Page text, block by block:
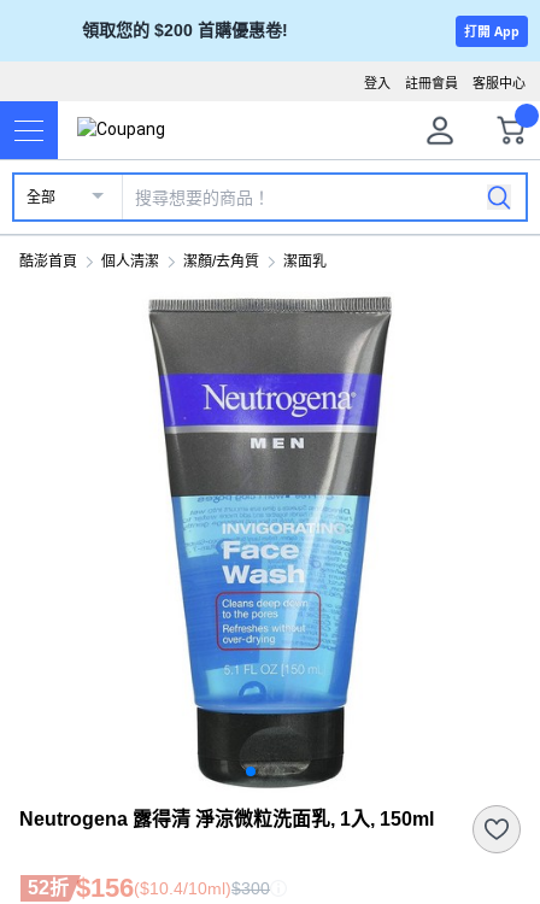
領取您的 $200 首購優惠卷! 打開 App
客服中心
註冊會員
登入
全部
酷澎首頁 個人清潔 潔顏/去角質 潔面乳
Neutrogena 露得清 淨涼微粒洗面乳, 1入, 150ml
52折 $156($10.4/10ml)$300